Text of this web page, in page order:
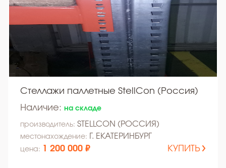
Стеллажи паллетные StellCon (Россия)
Наличие: на складе
производитель: STELLCON (РОССИЯ)
местонахождение: Г. ЕКАТЕРИНБУРГ
цена: 1 200 000 ₽ КУПИТЬ